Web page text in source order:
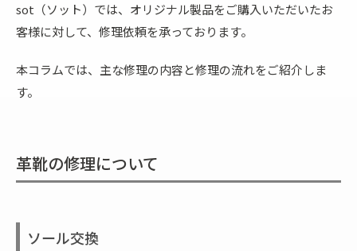
sot（ソット）では、オリジナル製品をご購入いただいたお
客様に対して、修理依頼を承っております。
本コラムでは、主な修理の内容と修理の流れをご紹介しま
す。
革靴の修理について
ソール交換